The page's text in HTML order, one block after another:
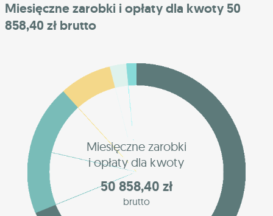
Miesięczne zarobki i opłaty dla kwoty 50
858,40 zł brutto
Miesięczne zarobki
i opłaty dla kwoty
50 858,40 zł
brutto